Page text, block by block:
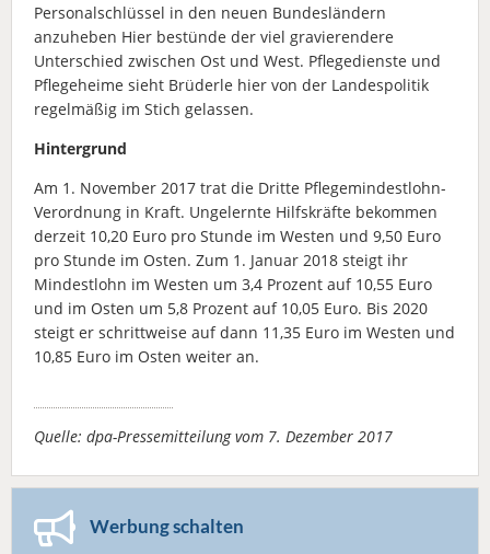
Personalschlüssel in den neuen Bundesländern
anzuheben Hier bestünde der viel gravierendere
Unterschied zwischen Ost und West. Pflegedienste und
Pflegeheime sieht Brüderle hier von der Landespolitik
regelmäßig im Stich gelassen.
Hintergrund
Am 1. November 2017 trat die Dritte Pflegemindestlohn-
Verordnung in Kraft. Ungelernte Hilfskräfte bekommen
derzeit 10,20 Euro pro Stunde im Westen und 9,50 Euro
pro Stunde im Osten. Zum 1. Januar 2018 steigt ihr
Mindestlohn im Westen um 3,4 Prozent auf 10,55 Euro
und im Osten um 5,8 Prozent auf 10,05 Euro. Bis 2020
steigt er schrittweise auf dann 11,35 Euro im Westen und
10,85 Euro im Osten weiter an.
Quelle: dpa-Pressemitteilung vom 7. Dezember 2017
Werbung schalten